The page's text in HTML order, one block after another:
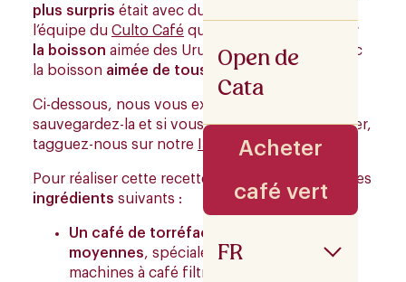
Open de
Cata
Acheter
café vert
FR
plus surpris était avec du Yerba Mate. Merci à
l’équipe du Culto Café qui a choisi de
fusionner
la boisson aimée des Uruguayens, le maté
, avec
la boisson aimée de tous café
Ci-dessous, nous vous expliquons la recette,
sauvegardez-la et si vous avez envie de la réaliser,
tagguez-nous sur notre
Instagram :
Pour réaliser cette recette, vous aurez besoin des
ingrédients suivants :
Un café de torréfaction et de mouture
moyennes, spécialement conçu pour les
machines à café filtre, comme le café du